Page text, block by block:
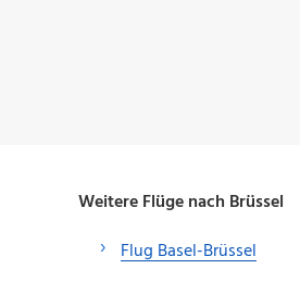
Weitere Flüge nach Brüssel
Flug Basel-Brüssel